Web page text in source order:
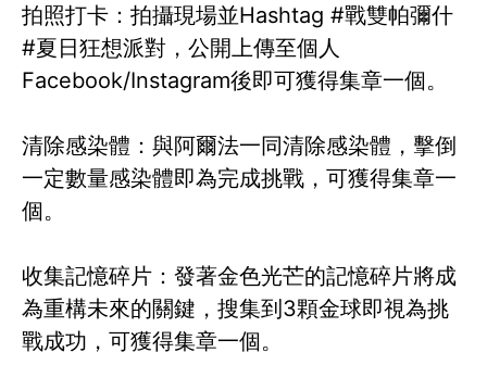
拍照打卡：拍攝現場並Hashtag #戰雙帕彌什
#夏日狂想派對，公開上傳至個人
Facebook/Instagram後即可獲得集章一個。
清除感染體：與阿爾法一同清除感染體，擊倒
一定數量感染體即為完成挑戰，可獲得集章一
個。
收集記憶碎片：發著金色光芒的記憶碎片將成
為重構未來的關鍵，搜集到3顆金球即視為挑
戰成功，可獲得集章一個。